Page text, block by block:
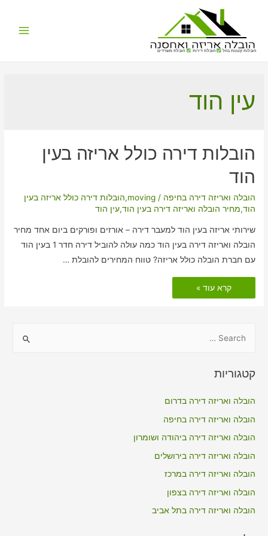
הובלות קטנות בזול הובלת דירות הובלת משרדים
עין הוד
הובלות דירה כולל אריזה בעין
הוד
הובלה ואריזה דירה בחיפה /
moving
,הובלות דירה כולל אריזה בעין
הוד,מחיר הובלה ואריזה דירה בעין הוד,עין הוד
שירותי אריזה בעין הוד למעבר דירה – אורזים ופורקים ביום אחד מחיר
הובלה ואריזה דירה בעין הוד כמה עולה להוביל דירה חדר 1 בעין הוד
עם חברת הובלה כולל אריזה? טווח המחירים להובלת …
הובלות
דירה
כולל
קרא עוד »
r
o
r
:
קטגוריות
הובלה ואריזה דירה בדרום
הובלה ואריזה דירה בחיפה
הובלה ואריזה דירה ביהודה ושומרון
הובלה ואריזה דירה בירושלים
הובלה ואריזה דירה במרכז
הובלה ואריזה דירה בצפון
הובלה ואריזה דירה בתל אביב